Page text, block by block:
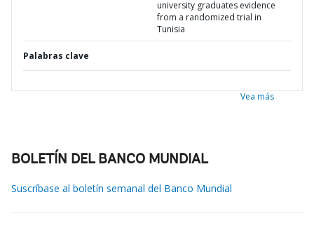
university graduates evidence
from a randomized trial in
Tunisia
Palabras clave
Vea más
BOLETÍN DEL BANCO MUNDIAL
Suscríbase al boletín semanal del Banco Mundial